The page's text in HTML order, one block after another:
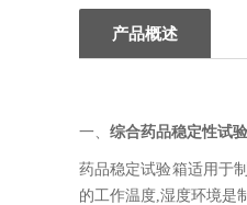
产品概述
一、 综合药品稳定性试
药品稳定试验箱适用于
的工作温度,湿度环境是